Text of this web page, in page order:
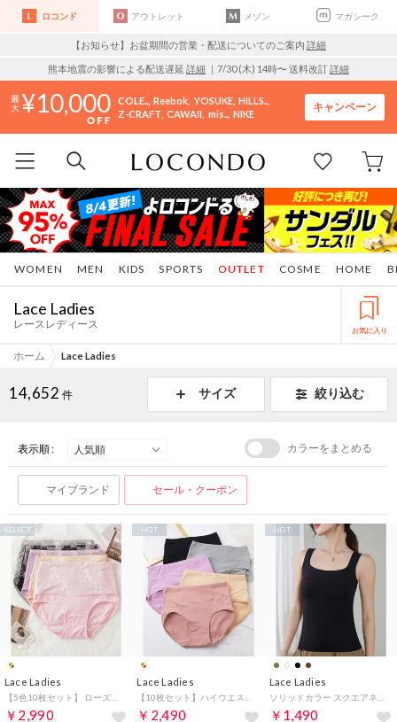
ロコンド アウトレット メゾン マガシーク
【お知らせ】お盆期間の営業・配送についてのご案内 詳細
熊本地震の影響による配送遅延 詳細 ｜7/30 (木) 14時〜 送料改訂詳細
10,000 COLE.. Reebok YOSUKE HILLS..
Z-CRAFT CAWAII mis.. NIKE
キャンペーン
WOMEN MEN KIDS SPORTS COSME HOME
OUTLET
Lace Ladies
レースレディース お気に入り
ホーム Lace Ladies
14,652 件 サイズ 絞り込む
表示順 : カラーをまとめる
マイブランド セール・クーポン
Lace Ladies
￥2,990
SELECT
Lace Ladies
￥2,490
HOT
Lace Ladies
￥1,490
HOT